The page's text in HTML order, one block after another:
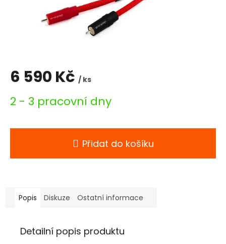
6 590 Kč / ks
cena:
2 - 3 pracovní dny
Přidat do košíku
Popis Diskuze Ostatní informace
Detailní popis produktu